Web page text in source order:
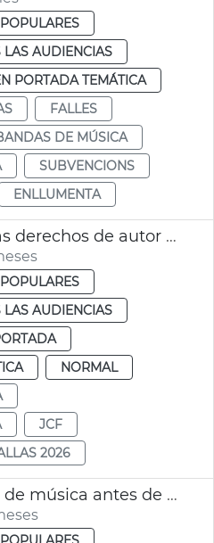
LAS AUDIENCIAS
PORTADA TEMÁTICA
FALLES
DE MÚSICA
SUBVENCIONS
ENLLUMENTA
Comisiones falleras derechos de autor música
LAS AUDIENCIAS
NORMAL
JCF
2026
Desfile de bandas de música antes de las mascletades València